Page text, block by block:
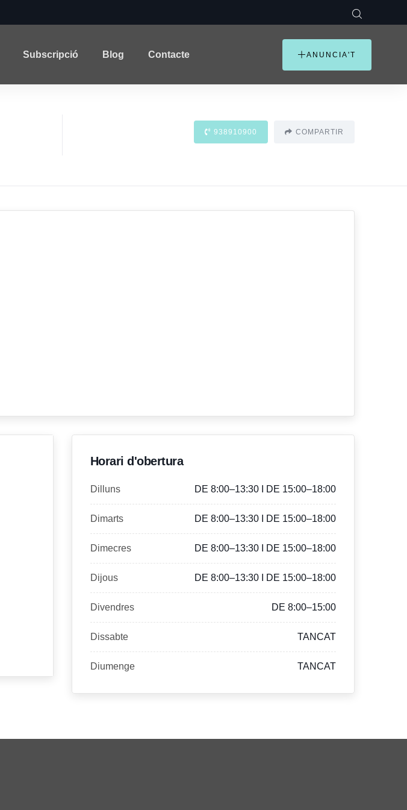
Subscripció Blog Contacte ANUNCIA'T
938910900 COMPARTIR
Horari d'obertura
Dilluns DE 8:00–13:30 I DE 15:00–18:00
Dimarts DE 8:00–13:30 I DE 15:00–18:00
Dimecres DE 8:00–13:30 I DE 15:00–18:00
Dijous DE 8:00–13:30 I DE 15:00–18:00
Divendres DE 8:00–15:00
Dissabte TANCAT
Diumenge TANCAT